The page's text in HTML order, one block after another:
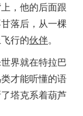
，他的后面跟
落后，从一棵
行的伙伴。
界就在特拉巴
才能听懂的语
塔克系着葫芦